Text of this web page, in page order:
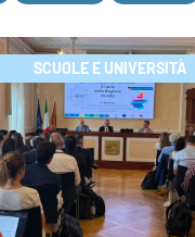
SCUOLE E UNIVERSITÀ